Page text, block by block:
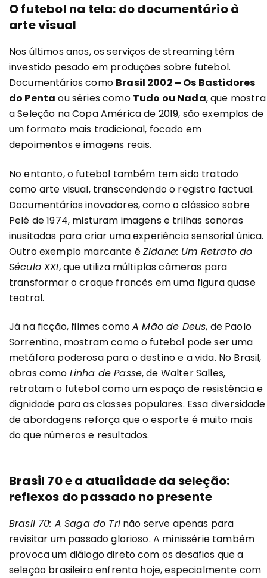
O futebol na tela: do documentário à
arte visual
Nos últimos anos, os serviços de streaming têm
investido pesado em produções sobre futebol.
Documentários como Brasil 2002 – Os Bastidores
do Penta ou séries como Tudo ou Nada, que mostra
a Seleção na Copa América de 2019, são exemplos de
um formato mais tradicional, focado em
depoimentos e imagens reais.
No entanto, o futebol também tem sido tratado
como arte visual, transcendendo o registro factual.
Documentários inovadores, como o clássico sobre
Pelé de 1974, misturam imagens e trilhas sonoras
inusitadas para criar uma experiência sensorial única.
Outro exemplo marcante éZidane: Um Retrato do
Século XXI, que utiliza múltiplas câmeras para
transformar o craque francês em uma figura quase
teatral.
Já na ficção, filmes comoA Mão de Deus, de Paolo
Sorrentino, mostram como o futebol pode ser uma
metáfora poderosa para o destino e a vida. No Brasil,
obras como Linha de Passe, de Walter Salles,
retratam o futebol como um espaço de resistência e
dignidade para as classes populares. Essa diversidade
de abordagens reforça que o esporte é muito mais
do que números e resultados.
Brasil 70 e a atualidade da seleção:
reflexos do passado no presente
Brasil 70: A Saga do Trinão serve apenas para
revisitar um passado glorioso. A minissérie também
provoca um diálogo direto com os desafios que a
seleção brasileira enfrenta hoje, especialmente com